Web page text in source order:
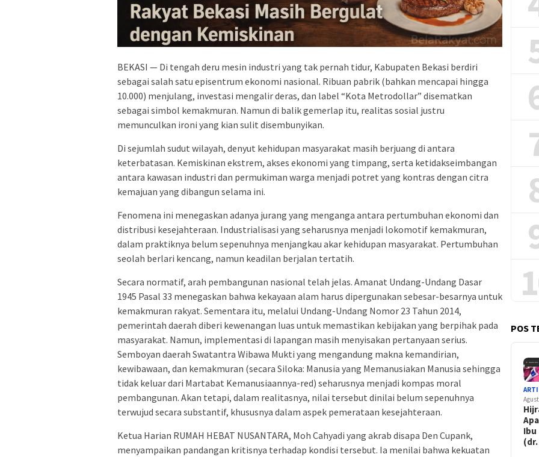
BEKASI — Di tengah deru mesin industri yang tak pernah tidur, Kabupaten Bekasi berdiri
sebagai salah satu episentrum ekonomi nasional. Ribuan pabrik (bahkan mencapai hingga
10.000) menjulang, investasi mengalir deras, dan label “Kota Metrodollar” disematkan
sebagai simbol kemakmuran. Namun di balik gemerlap itu, realitas sosial justru
memunculkan ironi yang kian sulit disembunyikan.
Di sejumlah sudut wilayah, denyut kehidupan masyarakat masih berjuang di antara
keterbatasan. Kemiskinan ekstrem, akses ekonomi yang timpang, serta ketidakseimbangan
antara kawasan industri dan permukiman warga menjadi potret yang kontras dengan citra
kemajuan yang dibangun selama ini.
Fenomena ini menegaskan adanya jurang yang menganga antara pertumbuhan ekonomi dan
distribusi kesejahteraan. Industrialisasi yang seharusnya menjadi lokomotif kemakmuran,
dalam praktiknya belum sepenuhnya menjangkau akar kehidupan masyarakat. Pertumbuhan
seolah berlari kencang, namun keadilan berjalan tertatih.
Secara normatif, arah pembangunan nasional telah jelas. Amanat Undang-Undang Dasar
1945 Pasal 33 menegaskan bahwa kekayaan alam harus dipergunakan sebesar-besarnya untuk
kemakmuran rakyat. Sementara itu, melalui Undang-Undang Nomor 23 Tahun 2014,
pemerintah daerah diberi kewenangan luas untuk memastikan kebijakan yang berpihak pada
masyarakat. Namun, implementasi di lapangan masih menyisakan pertanyaan serius.
Semboyan daerah Swatantra Wibawa Mukti yang mengandung makna kemandirian,
kewibawaan, dan kemakmuran (secara Siloka: Manusia yang Memanusiakan Manusia sehingga
tidak keluar dari Martabat Kemanusiaannya-red) seharusnya menjadi kompas moral
pembangunan. Akan tetapi, dalam realitasnya, nilai tersebut dinilai belum sepenuhnya
terwujud secara substantif, khususnya dalam aspek pemerataan kesejahteraan.
Ketua Harian RUMAH HEBAT NUSANTARA, Moh Cahyadi yang akrab disapa Den Cupank,
menyampaikan pandangan kritisnya terhadap kondisi tersebut. Ia menilai bahwa kekuatan
POS
Ibu